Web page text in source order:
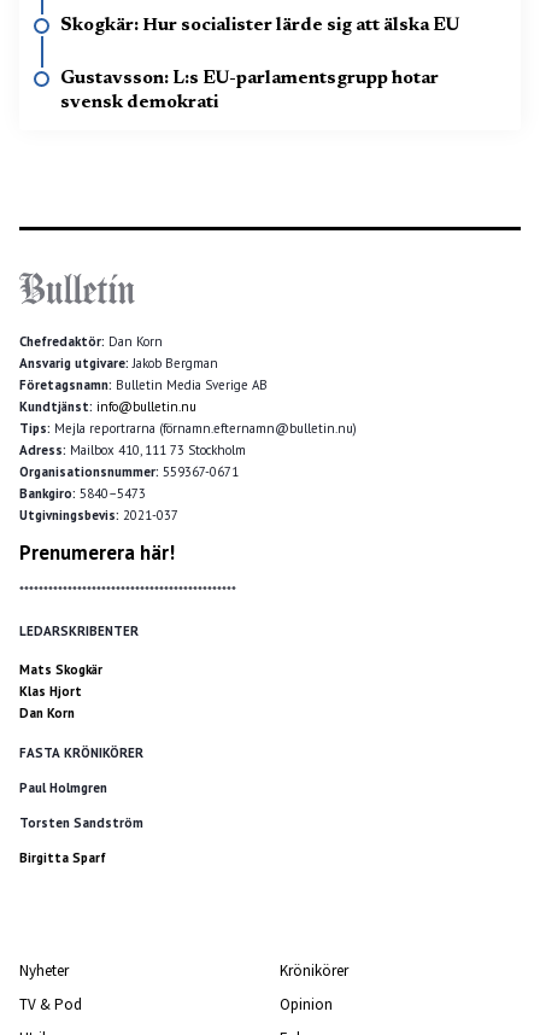
Skogkär: Hur socialister lärde sig att älska EU
Gustavsson: L:s EU-parlamentsgrupp hotar
svensk demokrati
Chefredaktör: Dan Korn
Ansvarig utgivare: Jakob Bergman
Företagsnamn: Bulletin Media Sverige AB
Kundtjänst: info@bulletin.nu
Tips: Mejla reportrarna (förnamn.efternamn@bulletin.nu)
Adress: Mailbox 410, 111 73 Stockholm
Organisationsnummer: 559367-0671
Bankgiro: 5840–5473
Utgivningsbevis: 2021-037
Prenumerera här!
*********************************************
LEDARSKRIBENTER
Mats Skogkär
Klas Hjort
Dan Korn
FASTA KRÖNIKÖRER
Paul Holmgren
Torsten Sandström
Birgitta Sparf
Nyheter
TV & Pod
Krönikörer
Opinion